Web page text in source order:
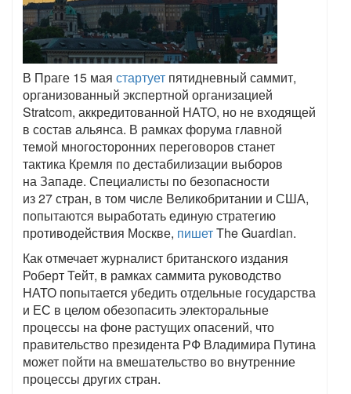
В Праге 15 мая стартует пятидневный саммит,
организованный экспертной организацией
Stratcom, аккредитованной НАТО, но не входящей
в состав альянса. В рамках форума главной
темой многосторонних переговоров станет
тактика Кремля по дестабилизации выборов
на Западе. Специалисты по безопасности
из 27 стран, в том числе Великобритании и США,
попытаются выработать единую стратегию
противодействия Москве, пишетThe Guardian.
Как отмечает журналист британского издания
Роберт Тейт, в рамках саммита руководство
НАТО попытается убедить отдельные государства
и ЕС в целом обезопасить электоральные
процессы на фоне растущих опасений, что
правительство президента РФ Владимира Путина
может пойти на вмешательство во внутренние
процессы других стран.